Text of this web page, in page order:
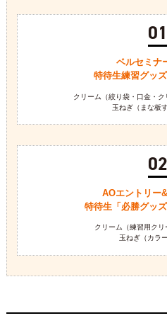
01
ベルセミナ
特待生練習グッ
クリーム（絞り袋・口金・ク
玉ねぎ（まな板
02
AOエントリー
特待生「必勝グッ
クリーム（練習用クリ
玉ねぎ（カラ